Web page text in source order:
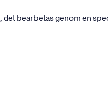
bearbetas genom en